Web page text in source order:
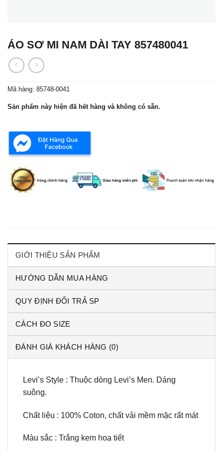
ÁO SƠ MI NAM DÀI TAY 857480041
Mã hàng: 85748-0041
Sản phẩm này hiện đã hết hàng và không có sẵn.
GIỚI THIỆU SẢN PHẨM
HƯỚNG DẪN MUA HÀNG
QUY ĐỊNH ĐỔI TRẢ SP
CÁCH ĐO SIZE
ĐÁNH GIÁ KHÁCH HÀNG (0)
Levi’s Style : Thuộc dòng Levi’s Men. Dáng
suông.
Chất liệu : 100% Coton, chất vải mềm mặc rất mát
Màu sắc : Trắng kem hoạ tiết